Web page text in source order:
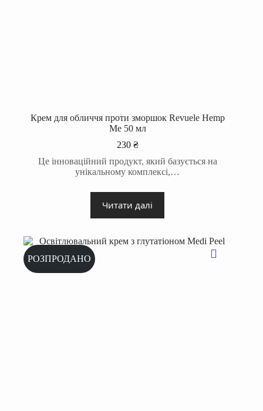
Крем для обличчя проти зморшок Revuele Hemp
Me 50 мл
230 ₴
Це інноваційний продукт, який базується на
унікальному комплексі,…
Читати далі
РОЗПРОДАНО